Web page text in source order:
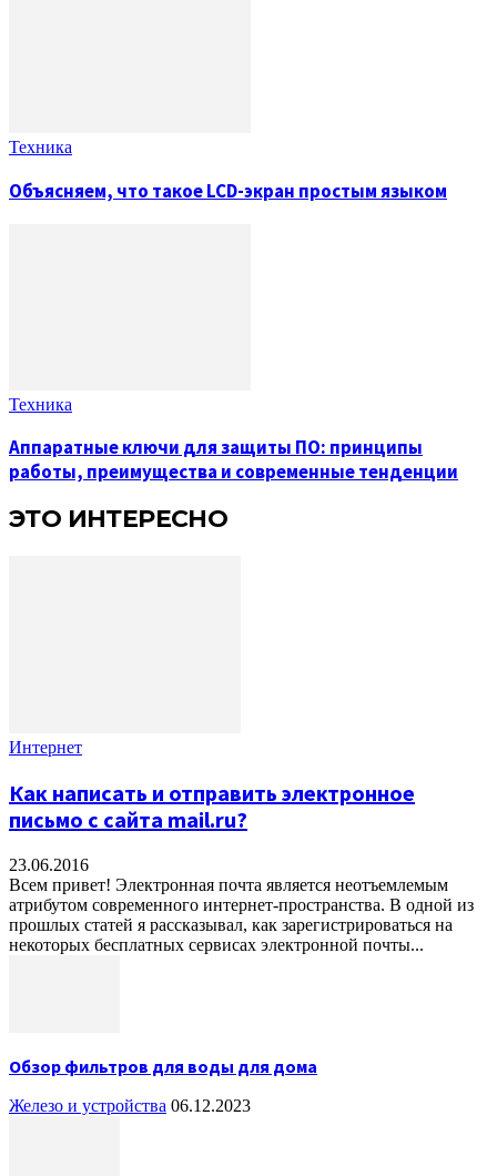
Техника
Объясняем, что такое LCD-экран простым языком
Техника
Аппаратные ключи для защиты ПО: принципы
работы, преимущества и современные тенденции
ЭТО ИНТЕРЕСНО
Интернет
Как написать и отправить электронное
письмо с сайта mail.ru?
23.06.2016
Всем привет! Электронная почта является неотъемлемым
атрибутом современного интернет-пространства. В одной из
прошлых статей я рассказывал, как зарегистрироваться на
некоторых бесплатных сервисах электронной почты...
Обзор фильтров для воды для дома
Железо и устройства 06.12.2023